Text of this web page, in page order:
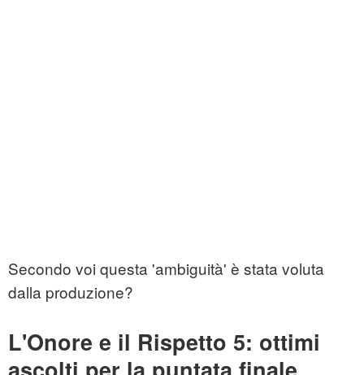
Secondo voi questa 'ambiguità' è stata voluta
dalla produzione?
L'Onore e il Rispetto 5: ottimi